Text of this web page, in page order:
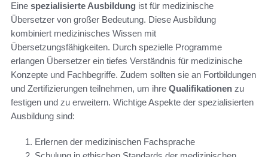
Eine spezialisierte Ausbildung ist für medizinische
Übersetzer von großer Bedeutung. Diese Ausbildung
kombiniert medizinisches Wissen mit
Übersetzungsfähigkeiten. Durch spezielle Programme
erlangen Übersetzer ein tiefes Verständnis für medizinische
Konzepte und Fachbegriffe. Zudem sollten sie an Fortbildungen
und Zertifizierungen teilnehmen, um ihre Qualifikationen zu
festigen und zu erweitern. Wichtige Aspekte der spezialisierten
Ausbildung sind:
Erlernen der medizinischen Fachsprache